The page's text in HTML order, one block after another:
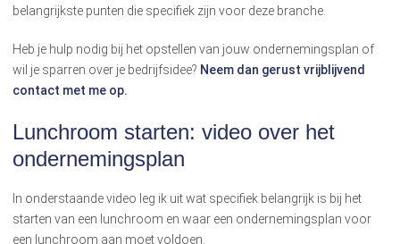
belangrijkste punten die specifiek zijn voor deze branche.
Heb je hulp nodig bij het opstellen van jouw ondernemingsplan of
wil je sparren over je bedrijfsidee? Neem dan gerust vrijblijvend
contact met me op.
Lunchroom starten: video over het
ondernemingsplan
In onderstaande video leg ik uit wat specifiek belangrijk is bij het
starten van een lunchroom en waar een ondernemingsplan voor
een lunchroom aan moet voldoen.